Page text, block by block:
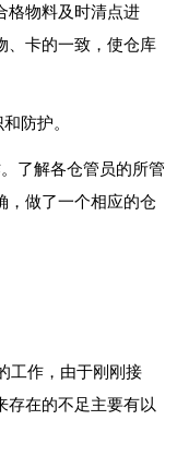
格物料及时清点进
、卡的一致，使仓库
防护。
了解各仓管员的所管
，做了一个相应的仓
工作，由于刚刚接
存在的不足主要有以